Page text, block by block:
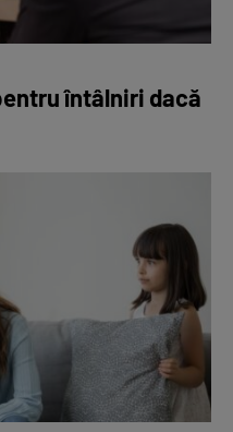
întâlniri dacă